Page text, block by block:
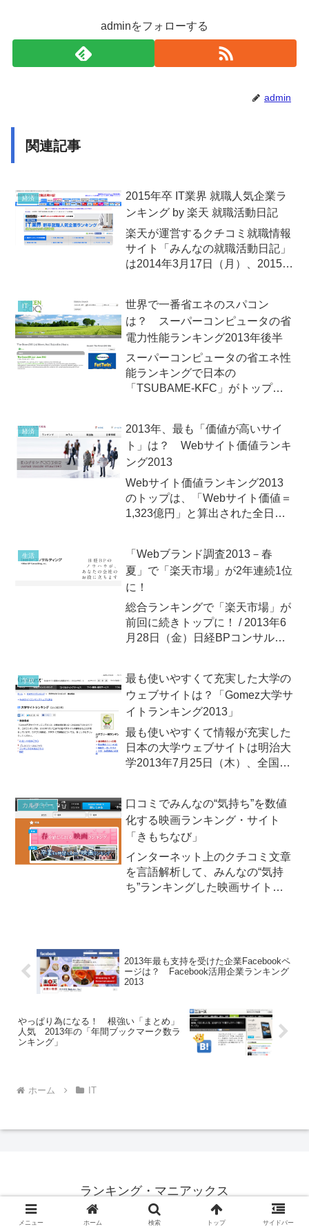
adminをフォローする
admin
関連記事
経済
2015年卒 IT業界 就職人気企業ラ
ンキング by 楽天 就職活動日記
楽天が運営するクチコミ就職情報
サイト「みんなの就職活動日記」
は2014年3月17日（月）、2015年
グ」を発表。トップは昨年と同じ
くNTTデータ！
IT
世界で一番省エネのスパコン
は？ スーパーコンピュータの省
電力性能ランキング2013年後半
スーパーコンピュータの省エネ性
能ランキングで日本の
「TSUBAME-KFC」がトップ
年ごとに発表しているスーパーコ
ンピュータの電力効率を競うラン
キング「Green500」の最...
経済
2013年、最も「価値が高いサイ
ト」は？ Webサイト価値ランキ
ング2013
Webサイト価値ランキング2013
のトップは、「Webサイト価値＝
1,323億円」と算出された全日本
が日本の有力企業237社の「Web
サイトの価値」について調査した
「Webサイ...
生活
「Webブランド調査2013－春
夏」で「楽天市場」が2年連続1位
に！
総合ランキングで「楽天市場」が
前回に続きトップに！ / 2013年6
月28日（金）日経BPコンサルテ
500のWebサイトを評価する
「Webブランド調査2013－春
夏」の結果を発...
学校
最も使いやすくて充実した大学の
ウェブサイトは？「Gomez大学サ
イトランキング2013」
最も使いやすくて情報が充実した
日本の大学ウェブサイトは明治大
学2013年7月25日（木）、全国の
た「大学サイトランキング
2013」が発表されました。発表
したのは、中立的な第三者とし...
カルチャー
口コミでみんなの“気持ち”を数値
化する映画ランキング・サイト
「きもちなび」
インターネット上のクチコミ文章
を言語解析して、みんなの“気持
ち”ランキングした映画サイト
2013年最も支持を受けた企業Facebookペ
ージは？ Facebook活用企業ランキング
2013
やっぱり為になる！ 根強い「まとめ」
人気 2013年の「年間ブックマーク数ラ
ンキング」
ホーム IT
ランキング・マニアックス
© 2012 ランキング・マニアックス.
メニュー ホーム 検索 トップ サイドバー